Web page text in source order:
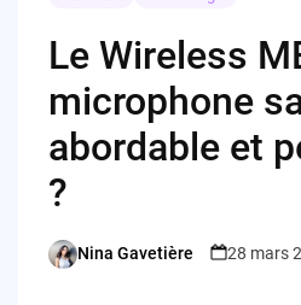
Le Wireless
microphone
abordable et
?
Posted
Nina Gavetière 28 mars